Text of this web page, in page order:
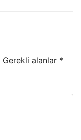
Gerekli alanlar *